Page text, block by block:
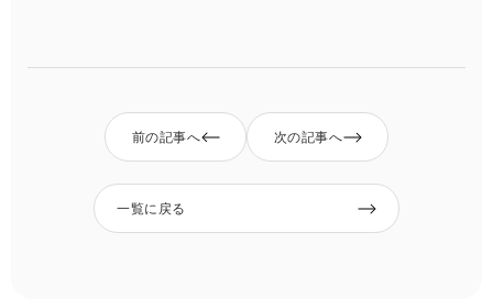
前の記事へ 次の記事へ
一覧に戻る